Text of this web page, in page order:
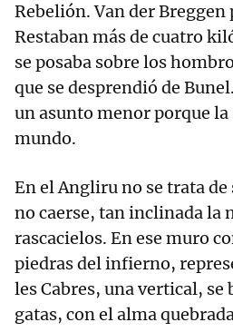
Rebelión. Van der Breggen
Restaban más de cuatro
se posaba sobre los
que se desprendió de
un asunto menor porque la
mundo.
En el Angliru no se trata
no caerse, tan inclinada la
rascacielos. En ese muro
piedras del infierno,
les Cabres, una vertical, se
gatas, con el alma